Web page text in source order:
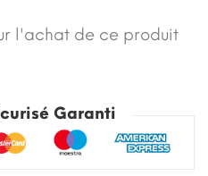
l'achat de ce produit
Garanti